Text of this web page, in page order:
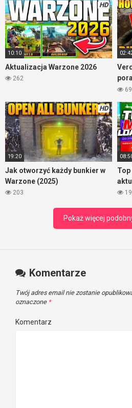
pierwszego. Wyboista? Nie.
Tak nawet w miarę. Można
szczęście niektórzy gracze mają.
nie opuszcza.
HD
10:10
Aktualizacja Warzone 2026
262
HD
19:20
Jak otworzyć każdy bunkier w
Warzone (2025)
203
Top
Pokaż więcej
Komentarze
Twój adres email nie zostanie
oznaczone *
Komentarz